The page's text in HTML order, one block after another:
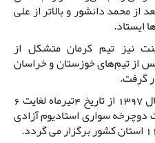
محمد دانشور و بالاتر از علی
ایستاد.
نیز تیم کرمان متشکل از
از تیم‌های خوزستان و خراسان
گرفت.
مسابقات قهرمانی کشور پیست سال 1397 از تاریخ 4تیرماه لغایت 6
دوچرخه سواری استادیوم آزادی